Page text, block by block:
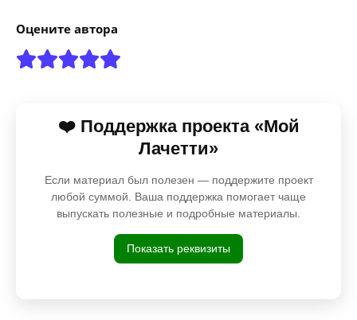
Оцените автора
❤️ Поддержка проекта «Мой
Лачетти»
Если материал был полезен — поддержите проект
любой суммой. Ваша поддержка помогает чаще
выпускать полезные и подробные материалы.
Показать реквизиты